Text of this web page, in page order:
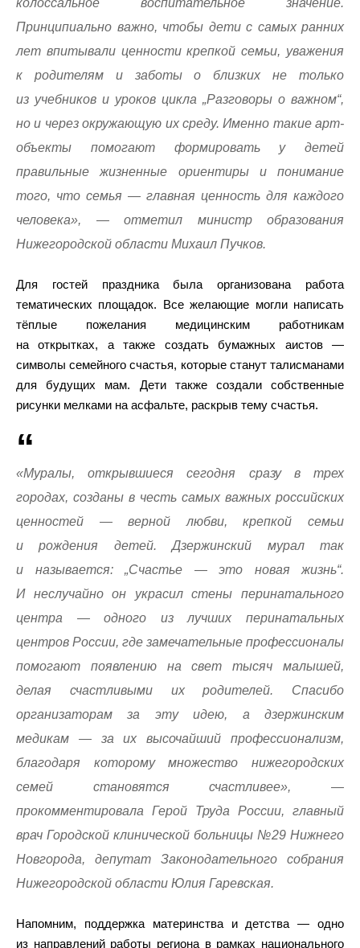
колоссальное воспитательное значение.
Принципиально важно, чтобы дети с самых ранних
лет впитывали ценности крепкой семьи, уважения
к родителям и заботы о близких не только
из учебников и уроков цикла „Разговоры о важном“,
но и через окружающую их среду. Именно такие арт-
объекты помогают формировать у детей
правильные жизненные ориентиры и понимание
того, что семья — главная ценность для каждого
человека», — отметил министр образования
Нижегородской области Михаил Пучков.
Для гостей праздника была организована работа
тематических площадок. Все желающие могли написать
тёплые пожелания медицинским работникам
на открытках, а также создать бумажных аистов —
символы семейного счастья, которые станут талисманами
для будущих мам. Дети также создали собственные
рисунки мелками на асфальте, раскрыв тему счастья.
«Муралы, открывшиеся сегодня сразу в трех
городах, созданы в честь самых важных российских
ценностей — верной любви, крепкой семьи
и рождения детей. Дзержинский мурал так
и называется: „Счастье — это новая жизнь“.
И неслучайно он украсил стены перинатального
центра — одного из лучших перинатальных
центров России, где замечательные профессионалы
помогают появлению на свет тысяч малышей,
делая счастливыми их родителей. Спасибо
организаторам за эту идею, а дзержинским
медикам — за их высочайший профессионализм,
благодаря которому множество нижегородских
семей становятся счастливее», —
прокомментировала Герой Труда России, главный
врач Городской клинической больницы №29 Нижнего
Новгорода, депутат Законодательного собрания
Нижегородской области Юлия Гаревская.
Напомним, поддержка материнства и детства — одно
из направлений работы региона в рамках национального